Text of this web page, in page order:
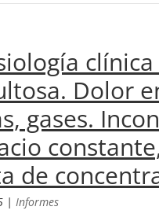
Dolor
gases.
de
|Informes